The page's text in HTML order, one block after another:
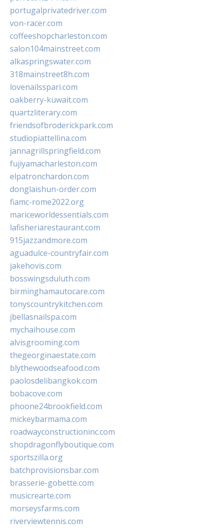
portugalprivatedriver.com
von-racer.com
coffeeshopcharleston.com
salon104mainstreet.com
alkaspringswater.com
318mainstreet8h.com
lovenailsspari.com
oakberry-kuwait.com
quartzliterary.com
friendsofbroderickpark.com
studiopiattellina.com
jannagrillspringfield.com
fujiyamacharleston.com
elpatronchardon.com
donglaishun-order.com
fiamc-rome2022.org
mariceworldessentials.com
lafisheriarestaurant.com
915jazzandmore.com
aguadulce-countryfair.com
jakehovis.com
bosswingsduluth.com
birminghamautocare.com
tonyscountrykitchen.com
jbellasnailspa.com
mychaihouse.com
alvisgrooming.com
thegeorginaestate.com
blythewoodseafood.com
paolosdelibangkok.com
bobacove.com
phoone24brookfield.com
mickeybarmama.com
roadwayconstructioninc.com
shopdragonflyboutique.com
sportszilla.org
batchprovisionsbar.com
brasserie-gobette.com
musicrearte.com
morseysfarms.com
riverviewtennis.com